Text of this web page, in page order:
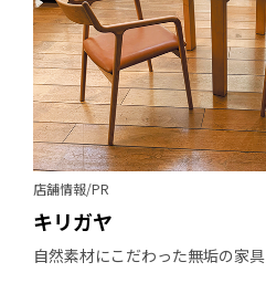
店舗情報/PR
キリガヤ
自然素材にこだわった無垢の家具